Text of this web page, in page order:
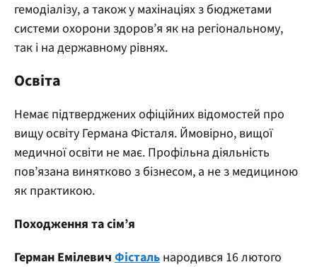
гемодіалізу, а також у махінаціях з бюджетами
системи охорони здоров’я як на регіональному,
так і на державному рівнях.
Освіта
Немає підтверджених офіційних відомостей про
вищу освіту Германа Фісталя. Ймовірно, вищої
медичної освіти не має. Профільна діяльність
пов’язана винятково з бізнесом, а не з медициною
як практикою.
Походження та сім’я
Герман Емілевич Фісталь народився 16 лютого